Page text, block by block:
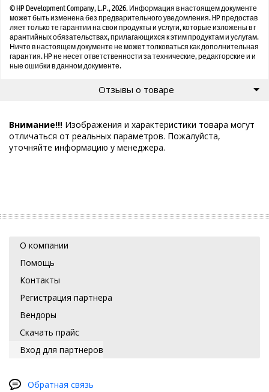
© HP Development Company, L.P., 2026. Информация в настоящем документе
может быть изменена без предварительного уведомления. HP предостав
ляет только те гарантии на свои продукты и услуги, которые изложены в г
арантийных обязательствах, прилагающихся к этим продуктам и услугам.
Ничто в настоящем документе не может толковаться как дополнительная
гарантия. HP не несет ответственности за технические, редакторские и и
ные ошибки в данном документе.
Отзывы о товаре
Внимание!!! Изображения и характеристики товара могут
отличаться от реальных параметров. Пожалуйста,
уточняйте информацию у менеджера.
О компании
Помощь
Контакты
Регистрация партнера
Вендоры
Скачать прайс
Вход для партнеров
Обратная связь